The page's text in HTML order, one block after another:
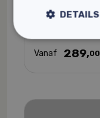
Absoluut
Vanaf 289,00
DETAILS